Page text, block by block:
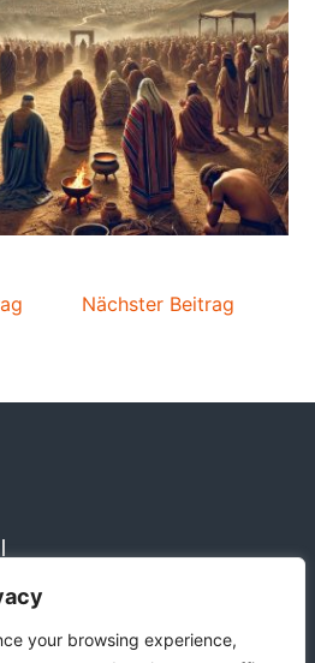
your browsing experience,
Nächster Beitrag
|
|
KI